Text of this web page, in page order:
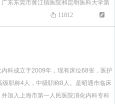
东东莞市黄江镇医院和昆明医科大学第
援科室。科室业务用房2100平方米，设有
设病床56张，包括妇科、产科、计划生
医师6名，医师6名，护理中副主任护师
11812
科成立于2009年，现有床位68张，医护
级职称4人，中级职称8人。是昭通市临床
加入上海市第一人民医院消化内科专科